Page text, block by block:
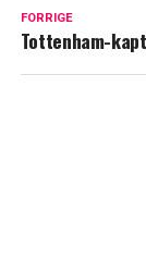
FORRIGE
Tottenham-